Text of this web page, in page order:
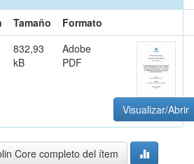
Tamaño
Formato
832,93
kB
Adobe
PDF
Visualizar/Abrir
Core completo del ítem